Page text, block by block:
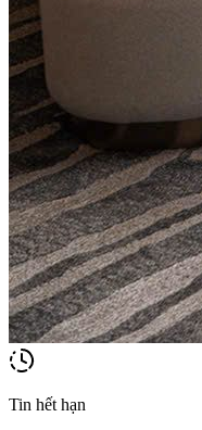
Tin hết hạn